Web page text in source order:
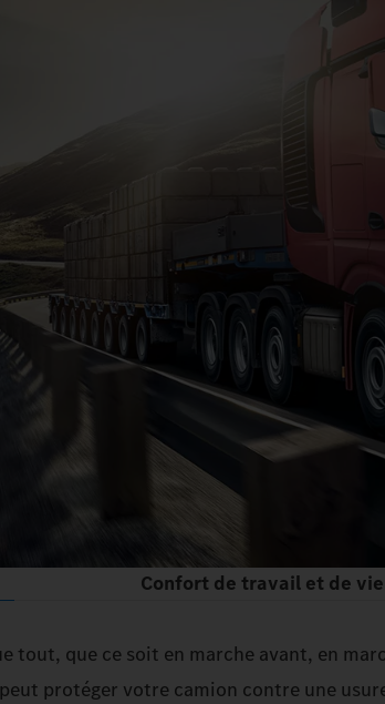
Confort de travail et de vie
tout, que ce soit en marche avant, en
protéger votre camion contre une